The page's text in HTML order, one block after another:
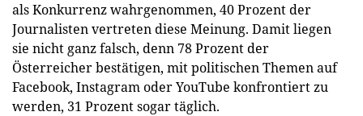
als Konkurrenz wahrgenommen, 40 Prozent der
Journalisten vertreten diese Meinung. Damit liegen
sie nicht ganz falsch, denn 78 Prozent der
Österreicher bestätigen, mit politischen Themen auf
Facebook, Instagram oder YouTube konfrontiert zu
werden, 31 Prozent sogar täglich.